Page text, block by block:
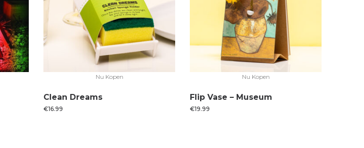
Nu Kopen
Clean Dreams
€16.99
Nu Kopen
Flip Vase – Museum
€19.99